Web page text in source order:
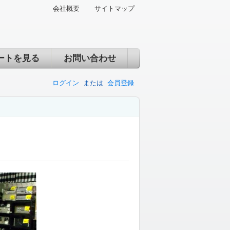
会社概要 サイトマップ
トを見る お問い合わせ
ログイン または 会員登録